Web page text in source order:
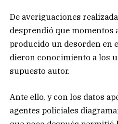
De averiguaciones
desprendió que momentos
producido un desorden en
dieron conocimiento a los
supuesto autor.
Ante ello, y con los datos
agentes policiales